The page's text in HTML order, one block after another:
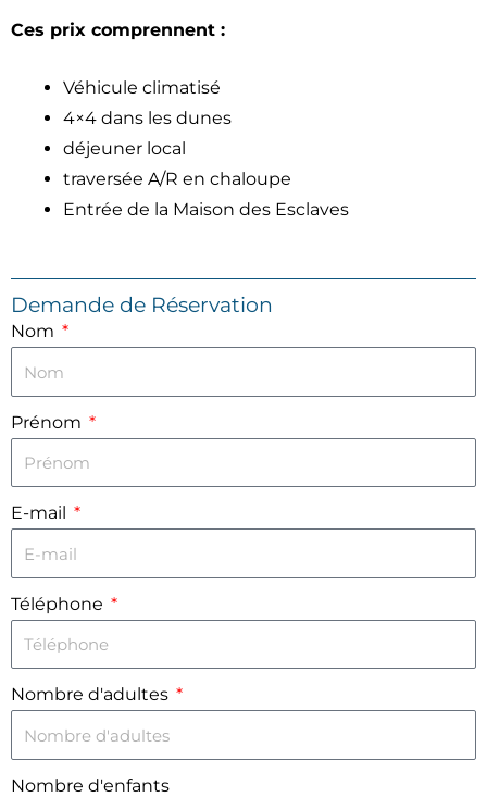
Ces prix comprennent :
Véhicule climatisé
4×4 dans les dunes
déjeuner local
traversée A/R en chaloupe
Entrée de la Maison des Esclaves
Demande de Réservation
Nom
Prénom
E-mail
Téléphone
Nombre d'adultes
Nombre d'enfants